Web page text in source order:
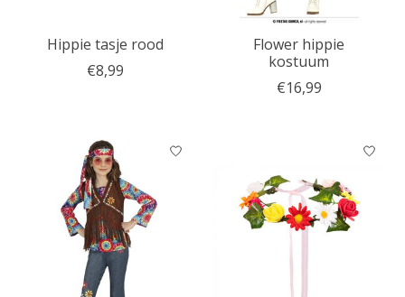
Hippie tasje rood
€8,99
Flower hippie
kostuum
€16,99